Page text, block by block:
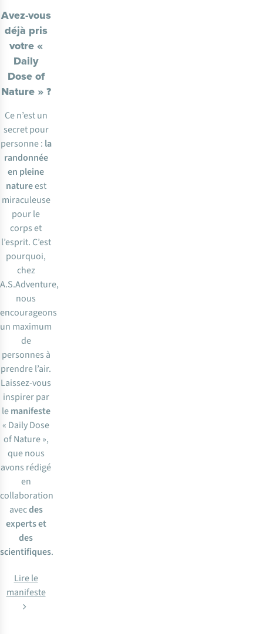
Avez-vous
déjà pris
votre «
Daily
Dose of
Nature » ?
Ce n’est un
secret pour
personne : la
randonnée
en pleine
natureest
miraculeuse
pour le
corps et
l’esprit. C’est
pourquoi,
chez
A.S.Adventure,
nous
encourageons
un maximum
de
personnes à
prendre l’air.
Laissez-vous
inspirer par
lemanifeste
« Daily Dose
of Nature »,
que nous
avons rédigé
en
collaboration
avecdes
experts et
des
scientifiques.
Lire le
manifeste